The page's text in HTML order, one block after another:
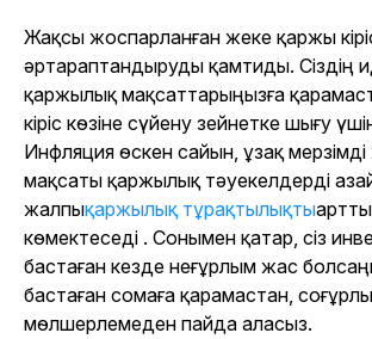
Жақсы жоспарланған жеке қаржы
әртараптандыруды қамтиды. Сіздің
қаржылық мақсаттарыңызға
кіріс көзіне сүйену зейнетке шығу
Инфляция өскен сайын, ұзақ
мақсаты қаржылық тәуекелдерді
жалпықаржылық тұрақтылықты
көмектеседі . Сонымен қатар, сіз
бастаған кезде неғұрлым жас
бастаған сомаға қарамастан,
мөлшерлемеден пайда аласыз.